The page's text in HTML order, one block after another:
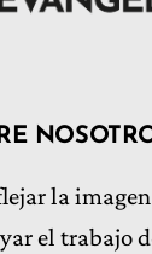
la
el trabajo